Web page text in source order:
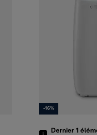
-16%
Dernier 1